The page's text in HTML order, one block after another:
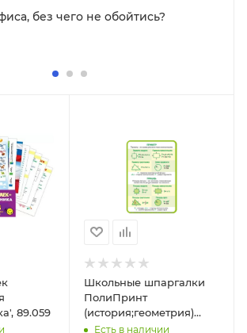
без чего не обойтись?
89.059
Школьные шпаргалки
ПолиПринт
(история;геометрия)
ассорти
Есть в наличии